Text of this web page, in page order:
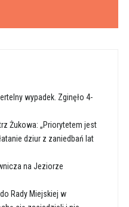
wypadek. Zginęło 4-
Żukowa: „Priorytetem jest
dziur z zaniedbań lat
na Jeziorze
Rady Miejskiej w